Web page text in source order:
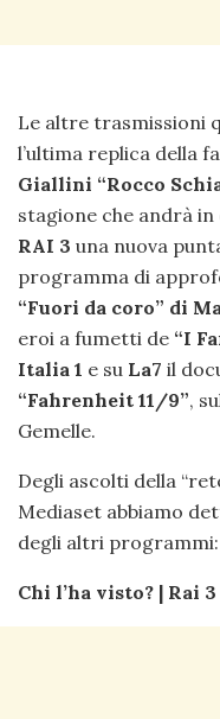
Le altre trasmissioni
l’ultima replica della
Giallini “Rocco
stagione che andrà
RAI 3 una nuova
programma di
“Fuori da coro” di
eroi a fumetti de “I
Italia 1 e su La7 il
“Fahrenheit 11/9”,
Gemelle.
Degli ascolti della
Mediaset abbiamo
degli altri programmi:
Chi l’ha visto? | Rai 3